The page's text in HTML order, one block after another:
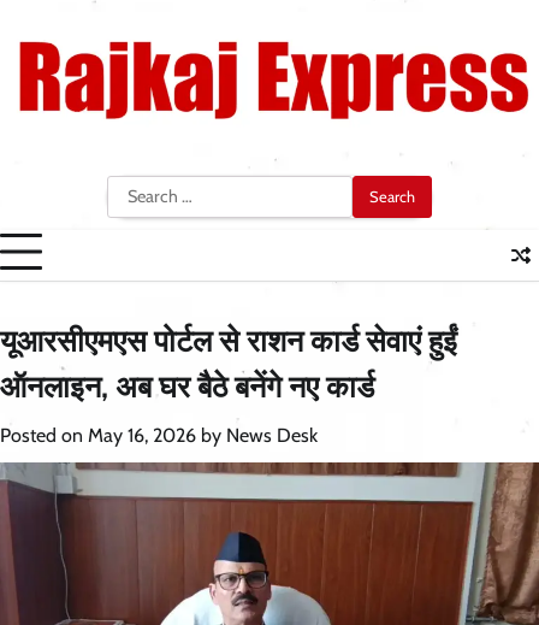
content
Search
for:
यूआरसीएमएस पोर्टल से राशन कार्ड सेवाएं हुईं
ऑनलाइन, अब घर बैठे बनेंगे नए कार्ड
Posted on May 16, 2026 by News Desk